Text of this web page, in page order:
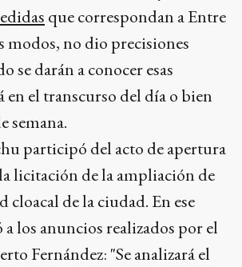
que correspondan a Entre
modos, no dio precisiones
se darán a conocer esas
en el transcurso del día o bien
semana.
participó del acto de apertura
licitación de la ampliación de
cloacal de la ciudad. En ese
los anuncios realizados por el
Fernández: "Se analizará el